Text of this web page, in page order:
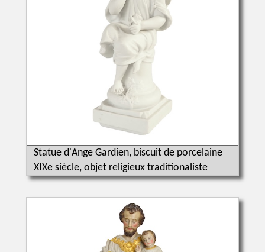
Statue d'Ange Gardien, biscuit de porcelaine
XIXe siècle, objet religieux traditionaliste